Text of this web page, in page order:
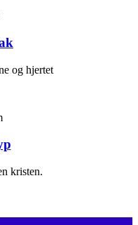
og hjertet
kristen.